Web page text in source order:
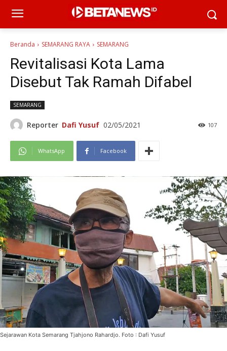
Beranda SEMARANG RAYA SEMARANG
Revitalisasi Kota Lama
Disebut Tak Ramah Difabel
SEMARANG
Reporter Dafi Yusuf 02/05/2021 107
WhatsApp Facebook
Sejarawan Kota Semarang Tjahjono Rahardjo. Foto : Dafi Yusuf